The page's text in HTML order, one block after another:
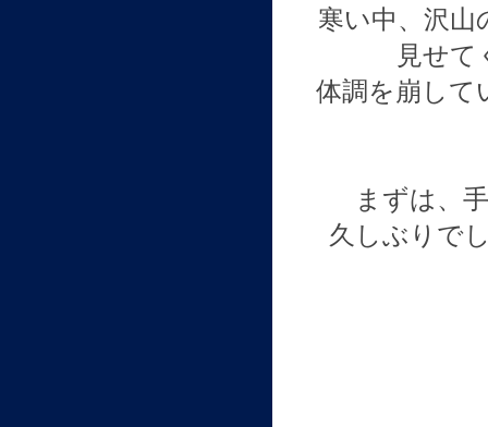
寒い中、沢山
見せ
体調を崩して
まずは、
久しぶりで